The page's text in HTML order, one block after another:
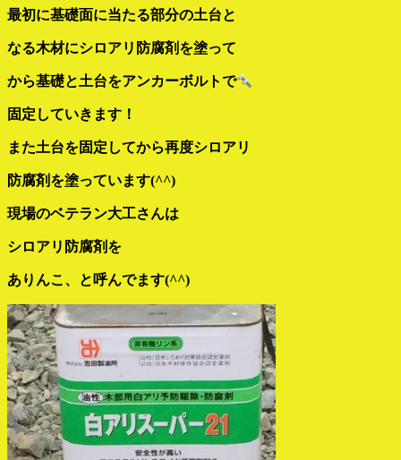
最初に基礎面に当たる部分の土台と
なる木材にシロアリ防腐剤を塗って
から基礎と土台をアンカーボルトで
固定していきます！
また土台を固定してから再度シロアリ
防腐剤を塗っています(^^)
現場のベテラン大工さんは
シロアリ防腐剤を
ありんこ、と呼んでます(^^)